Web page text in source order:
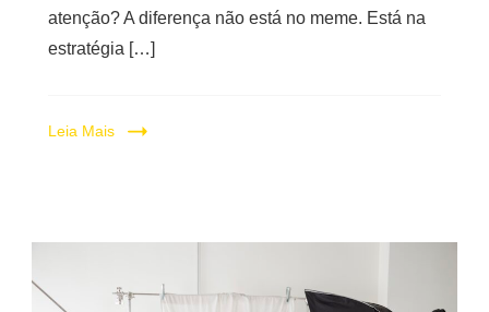
atenção? A diferença não está no meme. Está na
estratégia […]
Leia Mais